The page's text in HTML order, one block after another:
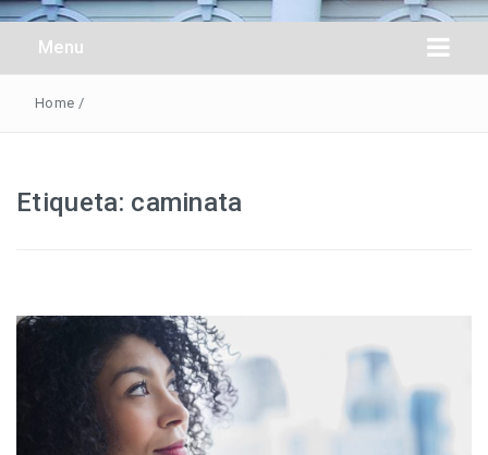
Obreros Universal
Menu
Home /
Etiqueta: caminata